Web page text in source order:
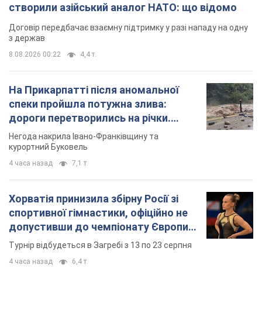
створили азійський аналог НАТО: що відомо
Договір передбачає взаємну підтримку у разі нападу на одну
з держав
8.08.2026 00:22 4,4 т.
На Прикарпатті після аномальної
спеки пройшла потужна злива:
дороги перетворились на річки.
Відео
Негода накрила Івано-Франківщину та
курортний Буковель
4 часа назад 7,1 т.
Хорватія принизила збірну Росії зі
спортивної гімнастики, офіційно не
допустивши до чемпіонату Європи
основних спортсменів
Турнір відбудеться в Загребі з 13 по 23 серпня
4 часа назад 6,4 т.